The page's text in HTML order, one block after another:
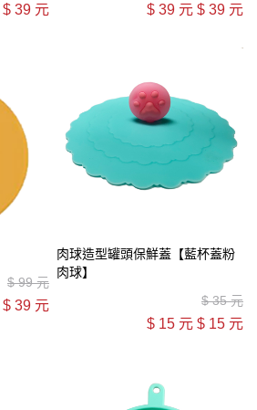
$ 39 元 $ 39 元 $ 39 元
$99 元
$ 39 元
肉球造型罐頭保鮮蓋【藍杯蓋粉
肉球】
$35 元
$ 15 元 $ 15 元